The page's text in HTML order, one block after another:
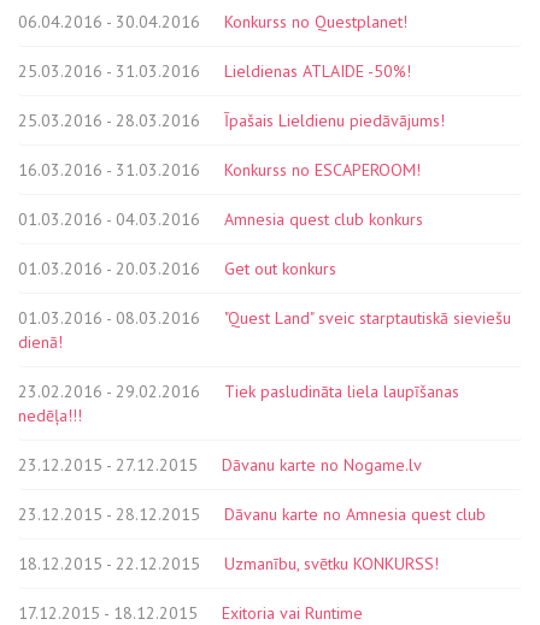
06.04.2016 - 30.04.2016 Konkurss no Questplanet!
25.03.2016 - 31.03.2016 Lieldienas ATLAIDE -50%!
25.03.2016 - 28.03.2016 Īpašais Lieldienu piedāvājums!
16.03.2016 - 31.03.2016 Konkurss no ESCAPEROOM!
01.03.2016 - 04.03.2016 Amnesia quest club konkurs
01.03.2016 - 20.03.2016 Get out konkurs
01.03.2016 - 08.03.2016
"Quest Land" sveic starptautiskā sieviešu
dienā!
23.02.2016 - 29.02.2016
Tiek pasludināta liela laupīšanas
nedēļa!!!
23.12.2015 - 27.12.2015 Dāvanu karte no Nogame.lv
23.12.2015 - 28.12.2015 Dāvanu karte no Amnesia quest club
18.12.2015 - 22.12.2015 Uzmanību, svētku KONKURSS!
17.12.2015 - 18.12.2015 Exitoria vai Runtime